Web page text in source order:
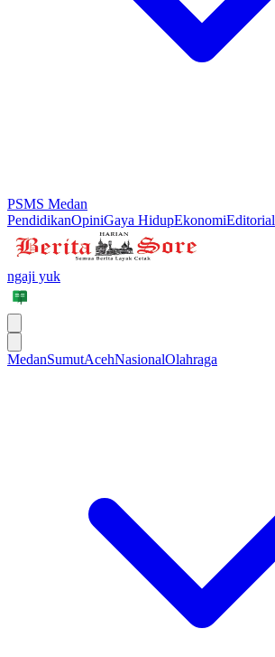
PSMS Medan
PendidikanOpiniGaya HidupEkonomiEditorial
ngaji yuk
MedanSumutAcehNasionalOlahraga